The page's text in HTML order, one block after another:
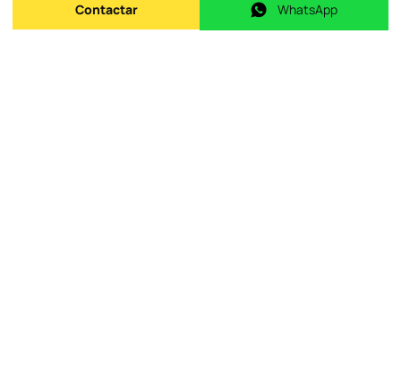
Enviar mensagem
Contactar WhatsApp
WhatsApp